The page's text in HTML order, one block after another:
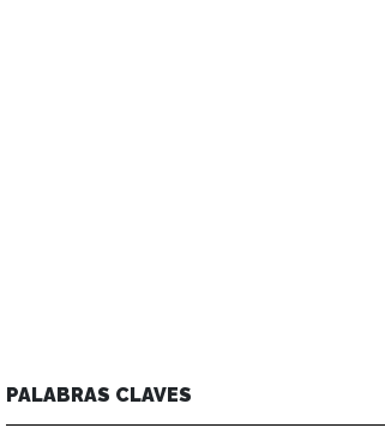
PALABRAS CLAVES